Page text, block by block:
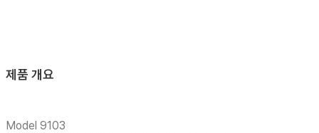
제품 개요
Model 9103